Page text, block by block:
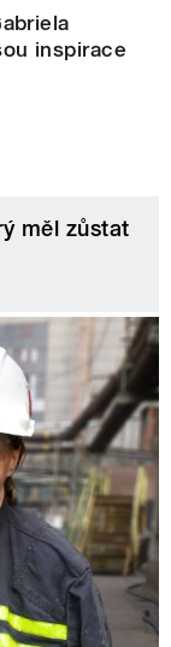
inspirace
měl zůstat